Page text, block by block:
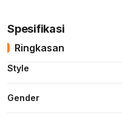
Spesifikasi
Ringkasan
Style
Gender